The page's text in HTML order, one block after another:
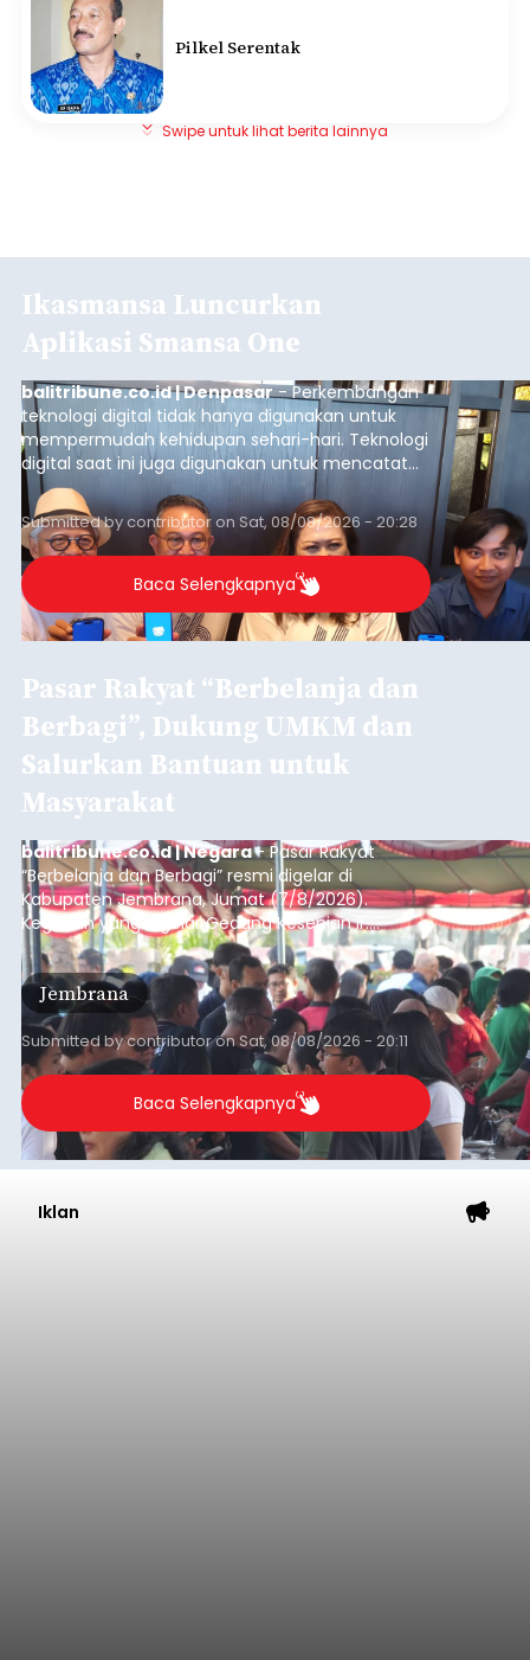
Pilkel Serentak
Swipe untuk lihat berita lainnya
Ikasmansa Luncurkan
Aplikasi Smansa One
balitribune.co.id | Denpasar- Perkembangan
teknologi digital tidak hanya digunakan untuk
mempermudah kehidupan sehari-hari. Teknologi
digital saat ini juga digunakan untuk mencatat
dan mengelola data base alumni dari suatu
sekolah, salah satunya adalah alumni SMA 1
Denpasar.
Submitted bycontributoron Sat, 08/08/2026 - 20:28
Baca Selengkapnya
Pasar Rakyat “Berbelanja dan
Berbagi”, Dukung UMKM dan
Salurkan Bantuan untuk
Masyarakat
balitribune.co.id | Negara- Pasar Rakyat
“Berbelanja dan Berbagi” resmi digelar di
Kabupaten Jembrana, Jumat (7/8/2026).
Kegiatan yang digelar Gedung Kesenian Ir.
Soekarno ini memadukan pemberdayaan
ekonomi masyarakat dengan aksi sosial tersebut
mendapat antusiasme tinggi dan mencatat nilai
transaksi mencapai Rp672.733.200.
Jembrana
Submitted bycontributoronSat, 08/08/2026 - 20:11
Baca Selengkapnya
Iklan